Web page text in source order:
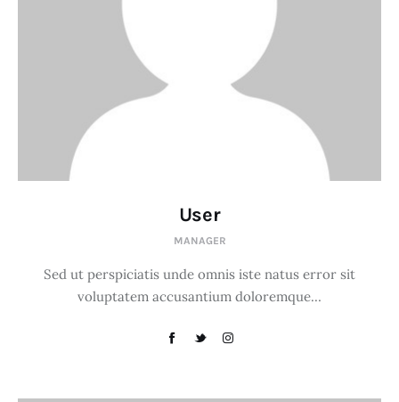
MANAGER
User
Sed ut perspiciatis unde omnis iste natus error sit
voluptatem accusantium doloremque…